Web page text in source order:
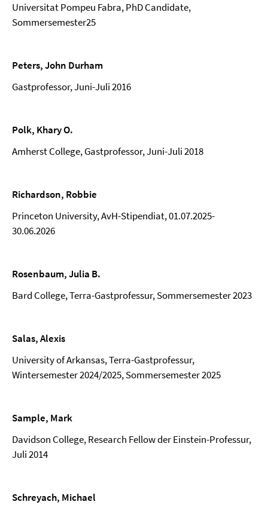
Universitat Pompeu Fabra, PhD Candidate,
Sommersemester25
Peters, John Durham
Gastprofessor, Juni-Juli 2016
Polk, Khary O.
Amherst College, Gastprofessor, Juni-Juli 2018
Richardson, Robbie
Princeton University, AvH-Stipendiat, 01.07.2025-
30.06.2026
Rosenbaum, Julia B.
Bard College, Terra-Gastprofessur, Sommersemester 2023
Salas, Alexis
University of Arkansas, Terra-Gastprofessur,
Wintersemester 2024/2025, Sommersemester 2025
Sample, Mark
Davidson College, Research Fellow der Einstein-Professur,
Juli 2014
Schreyach, Michael